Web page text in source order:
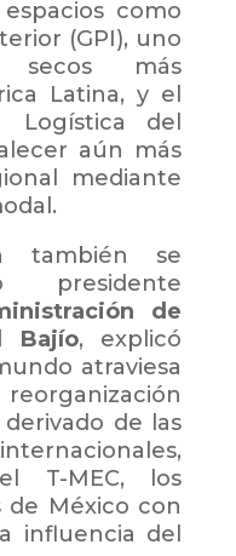
como
(GPI), uno
más
Latina, y el
Logística del
aún más
mediante
también se
presidente
de
Bajío, explicó
atraviesa
de las
T-MEC, los
de México con
influencia del